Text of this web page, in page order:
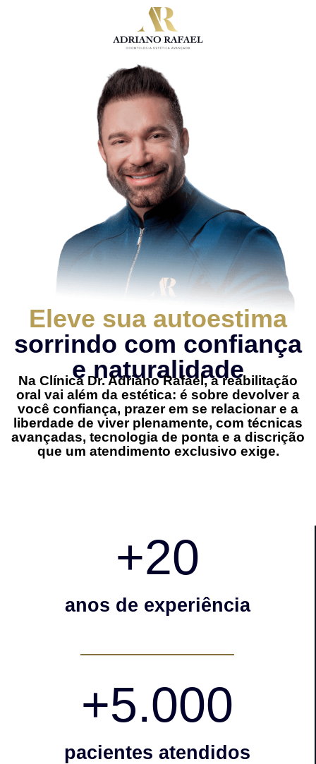
Eleve sua autoestima
sorrindo com confiança
e naturalidade
Na Clínica Dr. Adriano Rafael, a reabilitação
oral vai além da estética: é sobre devolver a
você confiança, prazer em se relacionar e a
liberdade de viver plenamente, com técnicas
avançadas, tecnologia de ponta e a discrição
que um atendimento exclusivo exige.
anos de experiência
+20
pacientes atendidos
+5.000